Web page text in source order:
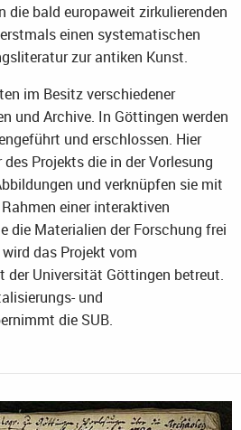
die bald europaweit zirkulierenden
einen systematischen
zur antiken Kunst.
im Besitz verschiedener
und Archive. In Göttingen werden
und erschlossen. Hier
Projekts die in der Vorlesung
und verknüpfen sie mit
einer interaktiven
die Materialien der Forschung frei
das Projekt vom
Universität Göttingen betreut.
und
die SUB.